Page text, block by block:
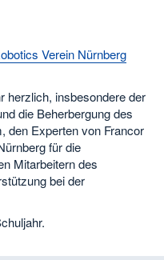
Verein Nürnberg
herzlich, insbesondere der
die Beherbergung des
den Experten von Francor
für die
Mitarbeitern des
bei der